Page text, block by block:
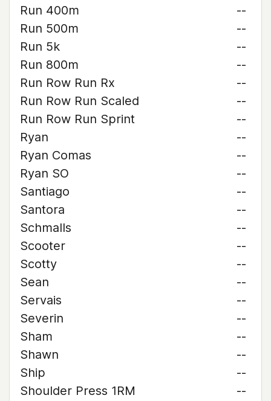
Run 400m
--
Run 500m
--
Run 5k
--
Run 800m
--
Run Row Run Rx
--
Run Row Run Scaled
--
Run Row Run Sprint
--
Ryan
--
Ryan Comas
--
Ryan SO
--
Santiago
--
Santora
--
Schmalls
--
Scooter
--
Scotty
--
Sean
--
Servais
--
Severin
--
Sham
--
Shawn
--
Ship
--
Shoulder Press 1RM
--